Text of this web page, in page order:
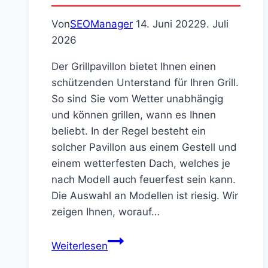
VonSEOManager 14. Juni 20229. Juli
2026
Der Grillpavillon bietet Ihnen einen
schützenden Unterstand für Ihren Grill.
So sind Sie vom Wetter unabhängig
und können grillen, wann es Ihnen
beliebt. In der Regel besteht ein
solcher Pavillon aus einem Gestell und
einem wetterfesten Dach, welches je
nach Modell auch feuerfest sein kann.
Die Auswahl an Modellen ist riesig. Wir
zeigen Ihnen, worauf…
WeiterlesenUnsere